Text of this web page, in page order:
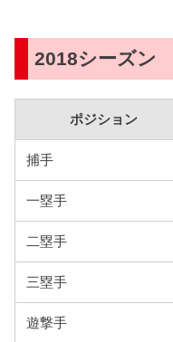
2018シーズン
ポジション
捕手
一塁手
二塁手
三塁手
遊撃手